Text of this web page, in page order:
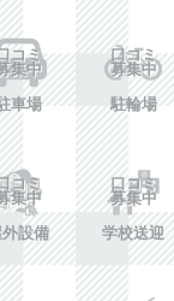
コミ
集中
車場
口コミ
募集中
駐輪場
コミ
集中
外設備
口コミ
募集中
学校送迎